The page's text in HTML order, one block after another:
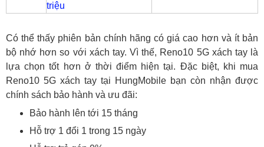
triệu
Có thể thấy phiên bản chính hãng có giá cao hơn và ít bản
bộ nhớ hơn so với xách tay. Vì thế, Reno10 5G xách tay là
lựa chọn tốt hơn ở thời điểm hiện tại. Đặc biệt, khi mua
Reno10 5G xách tay tại HungMobile bạn còn nhận được
chính sách bảo hành và ưu đãi:
Bảo hành lên tới 15 tháng
Hỗ trợ 1 đổi 1 trong 15 ngày